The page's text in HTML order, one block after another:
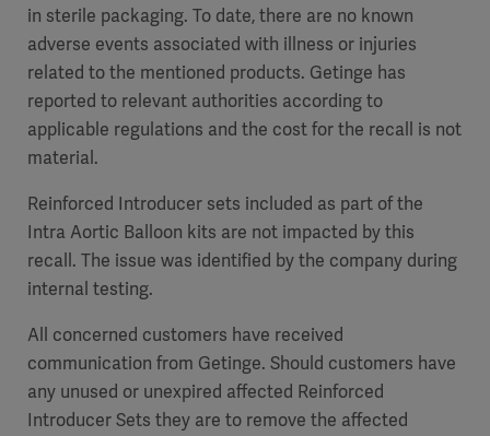
in sterile packaging. To date, there are no known
adverse events associated with illness or injuries
related to the mentioned products. Getinge has
reported to relevant authorities according to
applicable regulations and the cost for the recall is not
material.
Reinforced Introducer sets included as part of the
Intra Aortic Balloon kits are not impacted by this
recall. The issue was identified by the company during
internal testing.
All concerned customers have received
communication from Getinge. Should customers have
any unused or unexpired affected Reinforced
Introducer Sets they are to remove the affected